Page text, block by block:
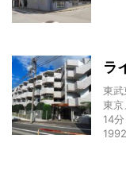
ラ
東武
東京
14分